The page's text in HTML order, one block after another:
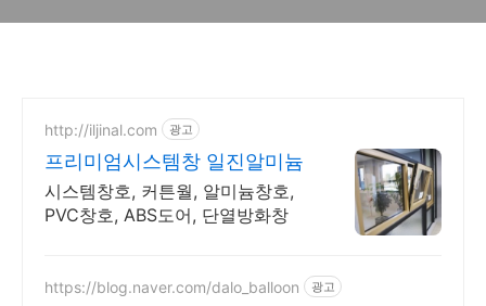
http://iljinal.com 광고
프리미엄시스템창 일진알미늄
시스템창호, 커튼월, 알미늄창호,
PVC창호, ABS도어, 단열방화창
https://blog.naver.com/dalo_balloon 광고